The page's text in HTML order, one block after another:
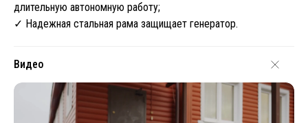
длительную автономную работу;
✓ Надежная стальная рама защищает генератор.
Видео